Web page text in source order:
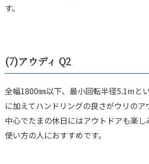
す。
(7)アウディ Q2
全幅1800㎜以下、最小回転半径5.1mと
に加えてハンドリングの良さがウリのア
中心でたまの休日にはアウトドアも楽し
使い方の人におすすめです。